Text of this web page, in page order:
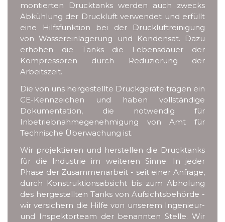
montierten Drucktanks werden auch zwecks
Abkühlung der Druckluft verwendet und erfüllt
eine Hilfsfunktion bei der Druckluftreinigung
von Wassereinlagerung und Kondensat. Dazu
erhöhen die Tanks die Lebensdauer der
Kompressoren durch Reduzierung der
Arbeitszeit.
Die von uns hergestellte Druckgeräte tragen ein
CE-Kennzeichen und haben vollständige
Dokumentation, die notwendig für
Inbetriebnahmegenehmigung von Amt für
Technische Überwachung ist.
Wir projektieren und herstellen die Drucktanks
für die Industrie im weiteren Sinne. In jeder
Phase der Zusammenarbeit - seit einer Anfrage,
durch Konstruktionsabsicht bis zum Abholung
des hergestellten Tanks von Aufsichtsbehörde -
wir versichern die Hilfe von unserem Ingenieur-
und Inspektorteam der benannten Stelle. Wir